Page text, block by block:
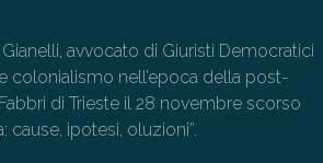
avvocato di Giuristi Democratici
colonialismo nell’epoca della post-
di Trieste il 28 novembre scorso
cause, ipotesi, oluzioni”.